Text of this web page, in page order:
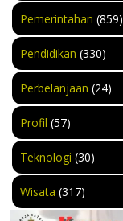
Pemerintahan (859)
Pendidikan (330)
Perbelanjaan (24)
Profil (57)
Teknologi (30)
Wisata (317)